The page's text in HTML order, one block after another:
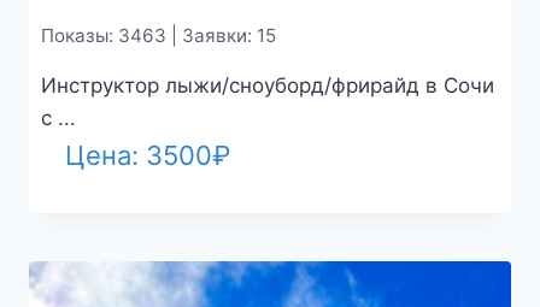
Показы: 3463 | Заявки: 15
Инструктор лыжи/сноуборд/фрирайд в Сочи
с ...
Цена: 3500₽